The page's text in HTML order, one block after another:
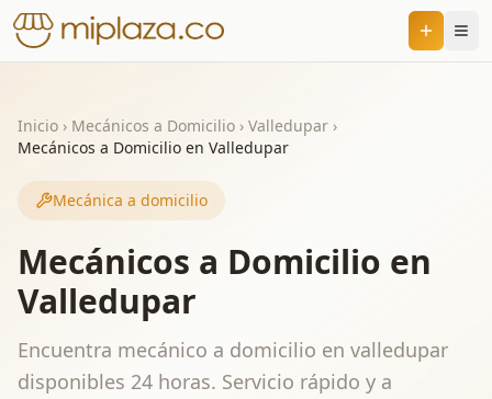
Inicio › Mecánicos a Domicilio › Valledupar ›
Mecánicos a Domicilio en Valledupar
Mecánica a domicilio
Mecánicos a Domicilio en
Valledupar
Encuentra mecánico a domicilio en valledupar
disponibles 24 horas. Servicio rápido y a